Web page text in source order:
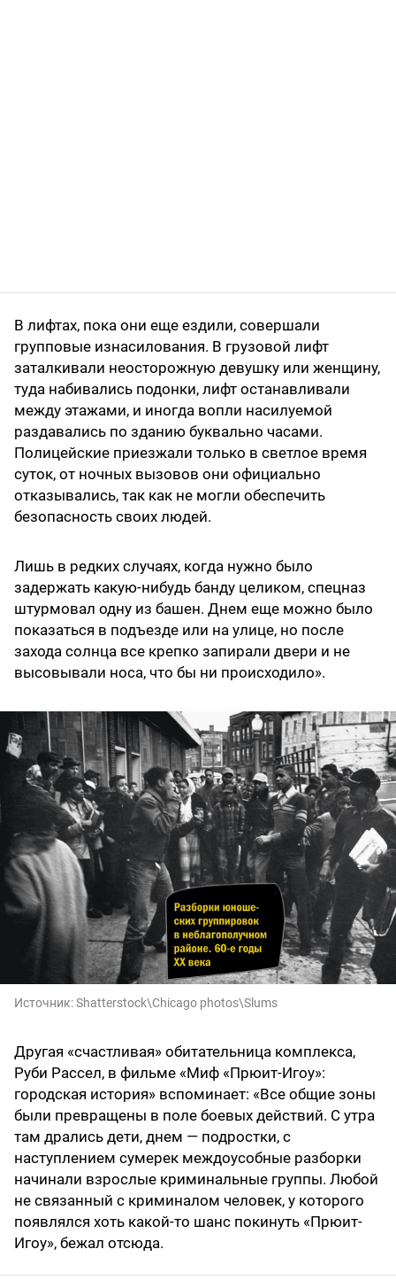
В лифтах, пока они еще ездили, совершали
групповые изнасилования. В грузовой лифт
заталкивали неосторожную девушку или женщину,
туда набивались подонки, лифт останавливали
между этажами, и иногда вопли насилуемой
раздавались по зданию буквально часами.
Полицейские приезжали только в светлое время
суток, от ночных вызовов они официально
отказывались, так как не могли обеспечить
безопасность своих людей.
Лишь в редких случаях, когда нужно было
задержать какую-нибудь банду целиком, спецназ
штурмовал одну из башен. Днем еще можно было
показаться в подъезде или на улице, но после
захода солнца все крепко запирали двери и не
высовывали носа, что бы ни происходило».
Источник:Shatterstock\Chicago photos\Slums
Другая «счастливая» обитательница комплекса,
Руби Рассел, в фильме «Миф «Прюит-Игоу»:
городская история» вспоминает: «Все общие зоны
были превращены в поле боевых действий. С утра
там дрались дети, днем — подростки, с
наступлением сумерек междоусобные разборки
начинали взрослые криминальные группы. Любой
не связанный с криминалом человек, у которого
появлялся хоть какой-то шанс покинуть «Прюит-
Игоу», бежал отсюда.